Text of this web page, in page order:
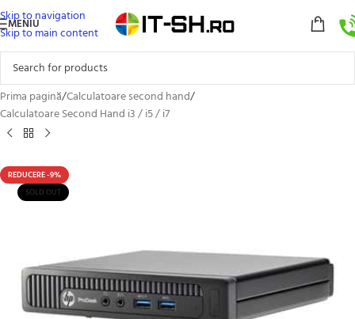
Skip to navigation
Skip to main content
MENIU
Prima pagină/Calculatoare second hand/
Calculatoare Second Hand i3 / i5 / i7
REDUCERE -9%
SOLD OUT